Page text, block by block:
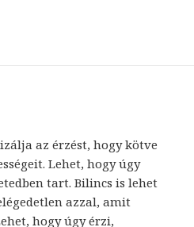
az érzést, hogy kötve
Lehet, hogy úgy
tart. Bilincs is lehet
azzal, amit
hogy úgy érzi,